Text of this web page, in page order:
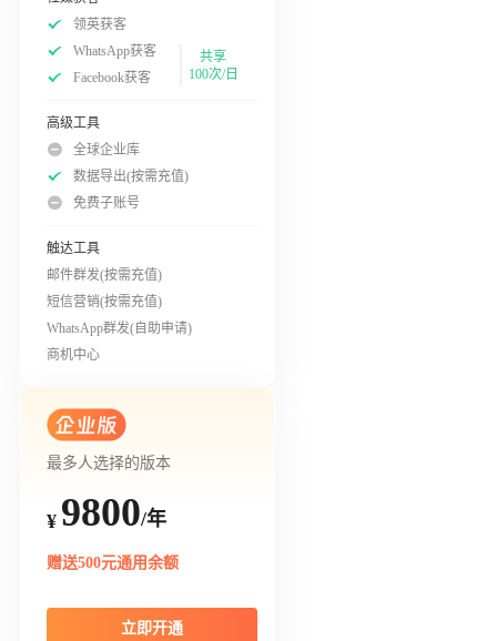
领英获客
WhatsApp获客
Facebook获客
共享
100次/日
高级工具
全球企业库
数据导出(按需充值)
免费子账号
触达工具
邮件群发(按需充值)
短信营销(按需充值)
WhatsApp群发(自助申请)
商机中心
最多人选择的版本
¥ 9800/年
赠送500元通用余额
立即开通